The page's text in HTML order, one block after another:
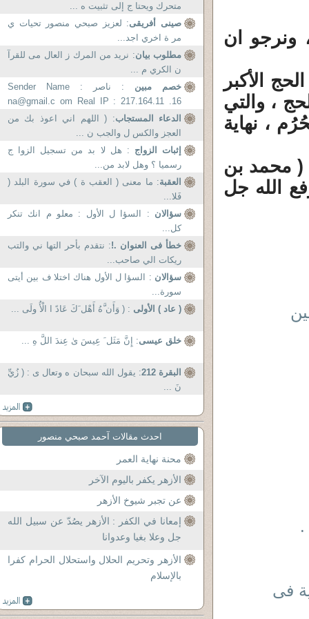
ونرجو ان
الأكبر
، والتي
، نهاية
( محمد بن
الله جل
.
فى
متحرك ويحتا ج إلى تثبيت ه ...
صينى أفريقى: لعزيز صبحي منصور تحيات ي
مر ة اخري اجد...
مطلوب بيان: نريد من المرك ز العال مى للقرآ
ن الكري م ...
خصم مبين
: ناصر Sender Name :
na@gmail.c om Real IP : 217.164.11 .16
-...
الدعاء المستجاب: ( اللهم اني اعوذ بك من
العجز والكس ل والجب ن ...
إثبات الزواج : هل لا بد من تسجيل الزوا ج
رسميا ؟ وهل لابد من...
العقبة: ما معنى ( العقب ة ) في سورة البلد (
فَلا...
سؤالان : السؤا ل الأول : معلو م انك تنكر
كل...
خطأ فى العنوان .!: نتقدم بأحر التها ني والتب
ريكات الي صاحب...
سؤالان : السؤا ل الأول هناك اختلا ف بين أيتى
سورة...
( عاد ) الأولى : ( وَأَن َّهُ أَهْل َكَ عَادً ا الْأُ ولَى ...
خلق عيسى: إِنَّ مَثَل َ عِيسَ ىٰ عِندَ اللَّ هِ ...
البقرة 212
: يقول الله سبحان ه وتعال ى : ( زُيِّ
نَ ...
احدث مقالات آحمد صبحي منصور
محنة نهاية العمر
الأزهر يكفر باليوم الآخر
عن تجبر شيوخ الأزهر
إمعانا في الكفر : الأزهر يصُدّ عن سبيل الله
جل وعلا بغيا وعدوانا
الأزهر وتحريم الحلال واستحلال الحرام كفرا
بالإسلام